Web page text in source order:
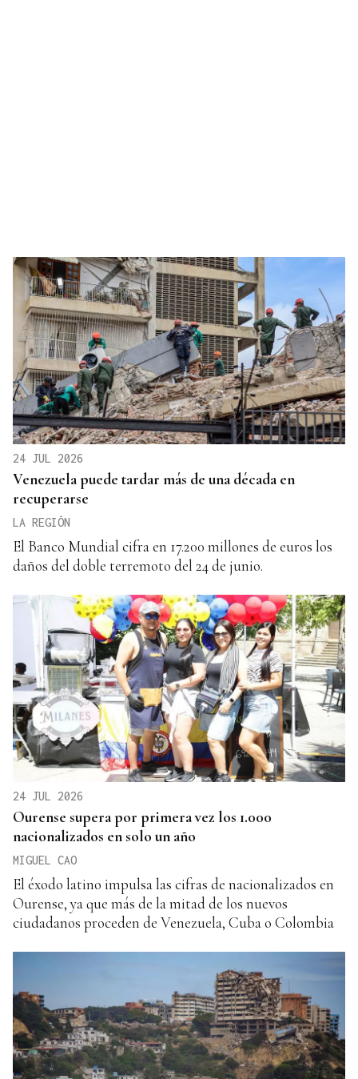
24 JUL 2026
Venezuela puede tardar más de una década en
recuperarse
LA REGIÓN
El Banco Mundial cifra en 17.200 millones de euros los
daños del doble terremoto del 24 de junio.
24 JUL 2026
Ourense supera por primera vez los 1.000
nacionalizados en solo un año
MIGUEL CAO
El éxodo latino impulsa las cifras de nacionalizados en
Ourense, ya que más de la mitad de los nuevos
ciudadanos proceden de Venezuela, Cuba o Colombia